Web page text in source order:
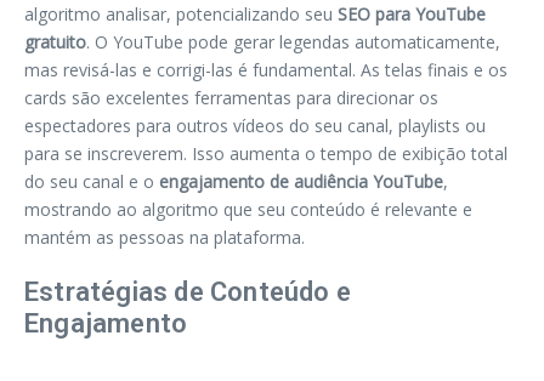
algoritmo analisar, potencializando seu SEO para YouTube
gratuito. O YouTube pode gerar legendas automaticamente,
mas revisá-las e corrigi-las é fundamental. As telas finais e os
cards são excelentes ferramentas para direcionar os
espectadores para outros vídeos do seu canal, playlists ou
para se inscreverem. Isso aumenta o tempo de exibição total
do seu canal e o engajamento de audiência YouTube,
mostrando ao algoritmo que seu conteúdo é relevante e
mantém as pessoas na plataforma.
Estratégias de Conteúdo e
Engajamento